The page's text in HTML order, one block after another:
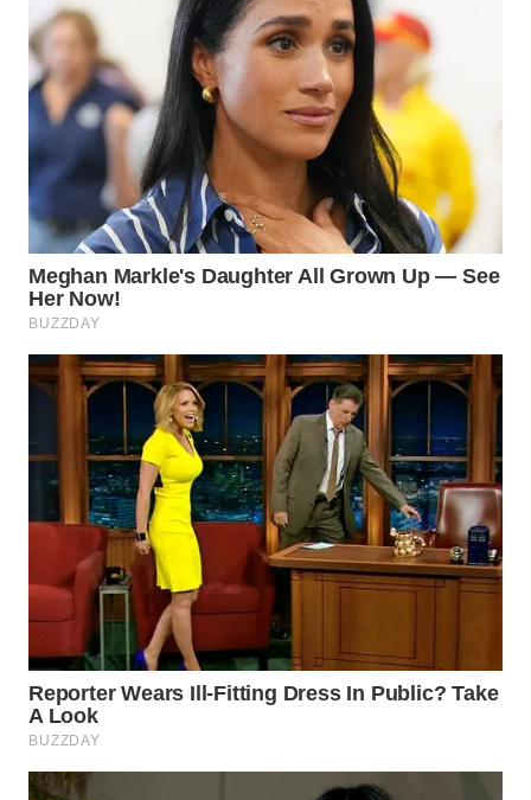
LANGKAT
WN
TAPANULI
SELATAN
WN
TANJUNG
LESUNG
WN
KARO
WN
SIMALUNGUN
WN
LABUHANBATU
WN
TAPANULI
TENGAH
WN DELI
SERDANG
TEBING